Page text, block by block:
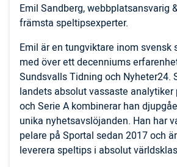
Emil Sandberg, webbplatsansvarig
främsta speltipsexperter.
Emil är en tungviktare inom svensk
med över ett decenniums
Sundsvalls Tidning och Nyheter24.
landets absolut vassaste analytiker
och Serie A kombinerar han
unika nyhetsavslöjanden. Han har
pelare på Sportal sedan 2017 och
leverera speltips i absolut